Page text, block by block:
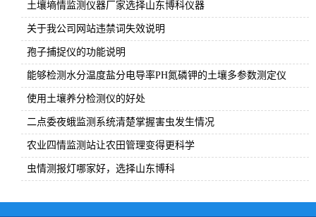
土壤墒情监测仪器厂家选择山东博科仪器
关于我公司网站违禁词失效说明
孢子捕捉仪的功能说明
能够检测水分温度盐分电导率PH氮磷钾的土壤多参数测定仪
使用土壤养分检测仪的好处
二点委夜蛾监测系统清楚掌握害虫发生情况
农业四情监测站让农田管理变得更科学
虫情测报灯哪家好，选择山东博科